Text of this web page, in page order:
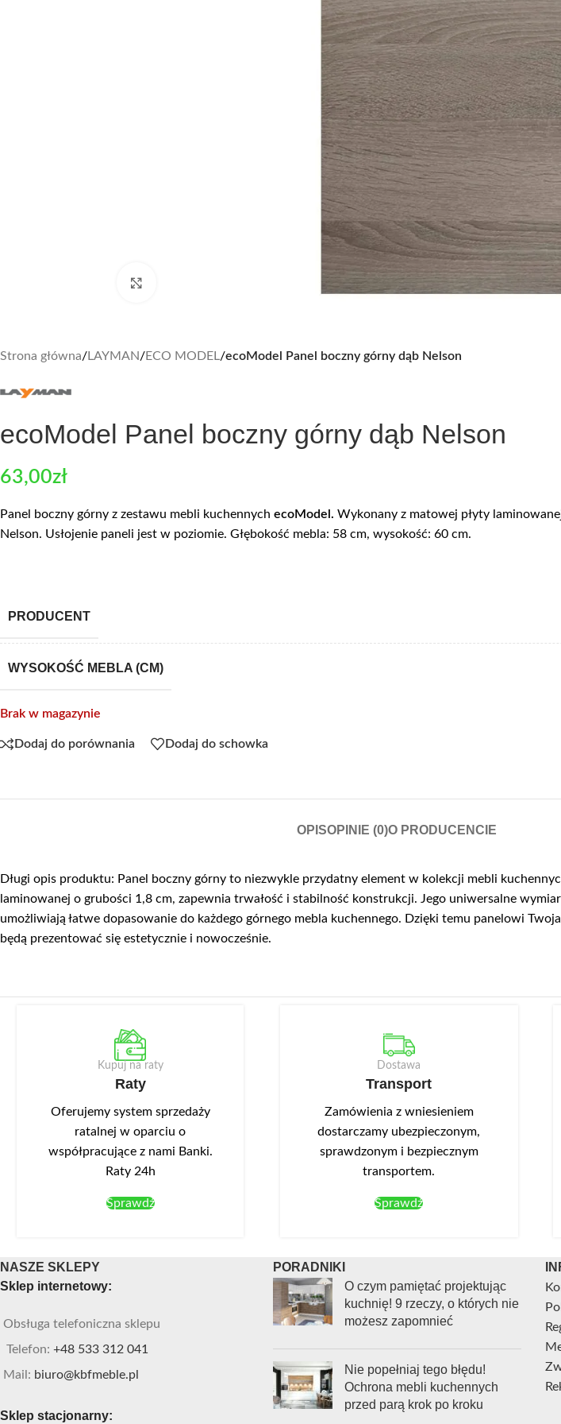
Strona główna/LAYMAN/ECO MODEL/ecoModel Panel boczny górny dąb Nelson
ecoModel Panel boczny górny dąb Nelson
63,00zł
Panel boczny górny z zestawu mebli kuchennych ecoModel. Wykonany z matowej płyty
Nelson. Usłojenie paneli jest w poziomie. Głębokość mebla: 58 cm, wysokość: 60 cm.
PRODUCENT
WYSOKOŚĆ MEBLA (CM)
Brak w magazynie
Dodaj do porównania Dodaj do schowka
OPISOPINIE (0)O PRODUCENCIE
Długi opis produktu: Panel boczny górny to niezwykle przydatny element w kolekcji mebli
laminowanej o grubości 1,8 cm, zapewnia trwałość i stabilność konstrukcji. Jego uniwersalne
umożliwiają łatwe dopasowanie do każdego górnego mebla kuchennego. Dzięki temu panelowi
będą prezentować się estetycznie i nowocześnie.
Kupuj na raty
Raty
Oferujemy system sprzedaży
ratalnej w oparciu o
współpracujące z nami Banki.
Raty 24h
Sprawdź
Dostawa
Transport
Zamówienia z wniesieniem
dostarczamy ubezpieczonym,
sprawdzonym i bezpiecznym
transportem.
Sprawdź
NASZE SKLEPY
Sklep internetowy:
Obsługa telefoniczna sklepu
Telefon: +48 533 312 041
Mail: biuro@kbfmeble.pl
Sklep stacjonarny:
PORADNIKI
O czym pamiętać projektując
kuchnię! 9 rzeczy, o których nie
możesz zapomnieć
Nie popełniaj tego błędu!
Ochrona mebli kuchennych
przed parą krok po kroku